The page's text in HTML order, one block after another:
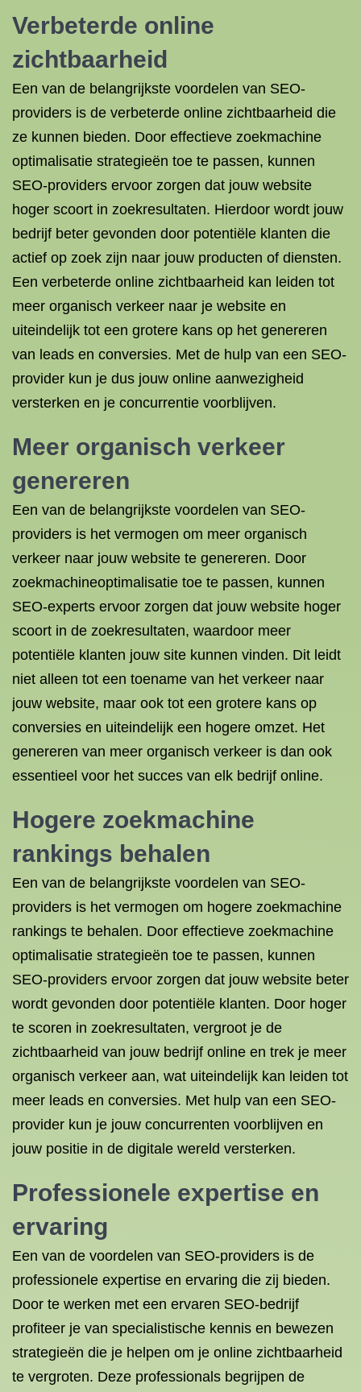
Verbeterde online
zichtbaarheid
Een van de belangrijkste voordelen van SEO-
providers is de verbeterde online zichtbaarheid die
ze kunnen bieden. Door effectieve zoekmachine
optimalisatie strategieën toe te passen, kunnen
SEO-providers ervoor zorgen dat jouw website
hoger scoort in zoekresultaten. Hierdoor wordt jouw
bedrijf beter gevonden door potentiële klanten die
actief op zoek zijn naar jouw producten of diensten.
Een verbeterde online zichtbaarheid kan leiden tot
meer organisch verkeer naar je website en
uiteindelijk tot een grotere kans op het genereren
van leads en conversies. Met de hulp van een SEO-
provider kun je dus jouw online aanwezigheid
versterken en je concurrentie voorblijven.
Meer organisch verkeer
genereren
Een van de belangrijkste voordelen van SEO-
providers is het vermogen om meer organisch
verkeer naar jouw website te genereren. Door
zoekmachineoptimalisatie toe te passen, kunnen
SEO-experts ervoor zorgen dat jouw website hoger
scoort in de zoekresultaten, waardoor meer
potentiële klanten jouw site kunnen vinden. Dit leidt
niet alleen tot een toename van het verkeer naar
jouw website, maar ook tot een grotere kans op
conversies en uiteindelijk een hogere omzet. Het
genereren van meer organisch verkeer is dan ook
essentieel voor het succes van elk bedrijf online.
Hogere zoekmachine
rankings behalen
Een van de belangrijkste voordelen van SEO-
providers is het vermogen om hogere zoekmachine
rankings te behalen. Door effectieve zoekmachine
optimalisatie strategieën toe te passen, kunnen
SEO-providers ervoor zorgen dat jouw website beter
wordt gevonden door potentiële klanten. Door hoger
te scoren in zoekresultaten, vergroot je de
zichtbaarheid van jouw bedrijf online en trek je meer
organisch verkeer aan, wat uiteindelijk kan leiden tot
meer leads en conversies. Met hulp van een SEO-
provider kun je jouw concurrenten voorblijven en
jouw positie in de digitale wereld versterken.
Professionele expertise en
ervaring
Een van de voordelen van SEO-providers is de
professionele expertise en ervaring die zij bieden.
Door te werken met een ervaren SEO-bedrijf
profiteer je van specialistische kennis en bewezen
strategieën die je helpen om je online zichtbaarheid
te vergroten. Deze professionals begrijpen de